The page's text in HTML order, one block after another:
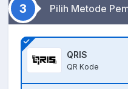
3 Pilih Metode
QRIS
QR Kode